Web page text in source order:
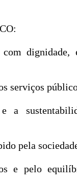
dignidade,
serviços
a
pela
e pelo